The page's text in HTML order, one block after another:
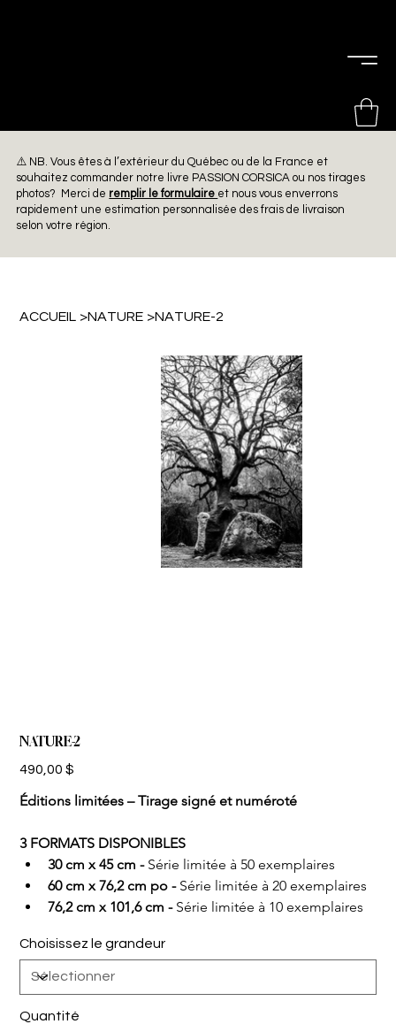
⚠️ NB. Vous êtes à l’extérieur du Québec ou de la France et
souhaitez commander notre livre PASSION CORSICA ou nos tirages
photos? Merci de remplir le formulaire et nous vous enverrons
rapidement une estimation personnalisée des frais de livraison
selon votre région.
ACCUEIL >NATURE >NATURE-2
NATURE-2
Prix
490,00 $
Éditions limitées – Tirage signé et numéroté
3 FORMATS DISPONIBLES
30 cm x 45 cm - Série limitée à 50 exemplaires
60 cm x 76,2 cm po - Série limitée à 20 exemplaires
76,2 cm x 101,6 cm - Série limitée à 10 exemplaires
Choisissez le grandeur
Quantité